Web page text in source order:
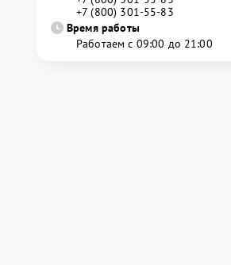
+7 (800) 301-55-83
Время работы
Работаем с 09:00 до 21:00